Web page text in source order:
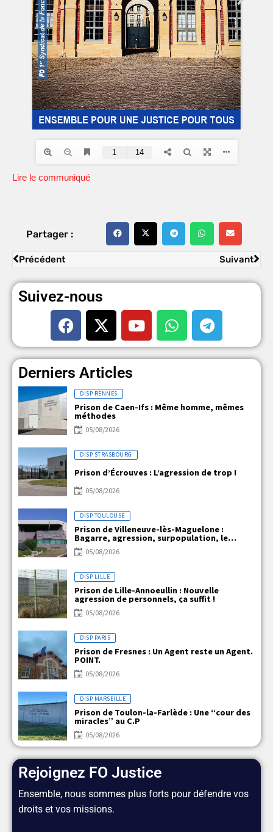
Lire le communiqué
Partager :
Précédent Suivant
Suivez-nous
Derniers Articles
DISP RENNES
Prison de Caen-Ifs : Même homme, mêmes
méthodes
05/08/2026
DISP STRASBOURG
Prison d’Écrouves : L’agression de trop !
05/08/2026
DISP TOULOUSE
Prison de Villeneuve-lès-Maguelone :
Bagarre, agression, surpopulation, le
quotidien explosif de VLM !!!
05/08/2026
DISP LILLE
Prison de Lille-Annoeullin : Nouvelle
agression de personnels, ça suffit !
05/08/2026
DISP PARIS
Prison de Fresnes : Un Agent reste un Agent.
POINT.
05/08/2026
DISP MARSEILLE
Prison de Toulon-la-Farlède : Une “cour des
miracles” au C.P
05/08/2026
Rejoignez FO Justice
Ensemble, nous sommes plus forts pour défendre vos
droits et vos missions.